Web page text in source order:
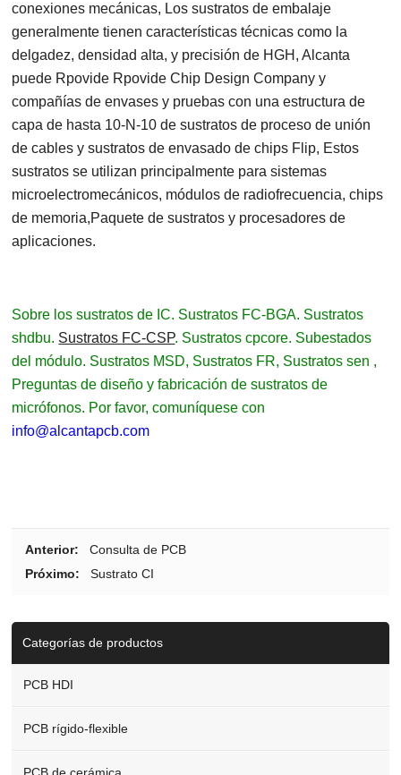
conexiones mecánicas, Los sustratos de embalaje
generalmente tienen características técnicas como la
delgadez, densidad alta, y precisión de HGH, Alcanta
puede Rpovide Rpovide Chip Design Company y
compañías de envases y pruebas con una estructura de
capa de hasta 10-N-10 de sustratos de proceso de unión
de cables y sustratos de envasado de chips Flip, Estos
sustratos se utilizan principalmente para sistemas
microelectromecánicos, módulos de radiofrecuencia, chips
de memoria,Paquete de sustratos y procesadores de
aplicaciones.
Sobre los sustratos de IC. Sustratos FC-BGA. Sustratos
shdbu. Sustratos FC-CSP. Sustratos cpcore. Subestados
del módulo. Sustratos MSD, Sustratos FR, Sustratos sen ,
Preguntas de diseño y fabricación de sustratos de
micrófonos. Por favor, comuníquese con
info@alcantapcb.com
Anterior:
Consulta de PCB
Próximo:
Sustrato CI
Categorías de productos
PCB HDI
PCB rígido-flexible